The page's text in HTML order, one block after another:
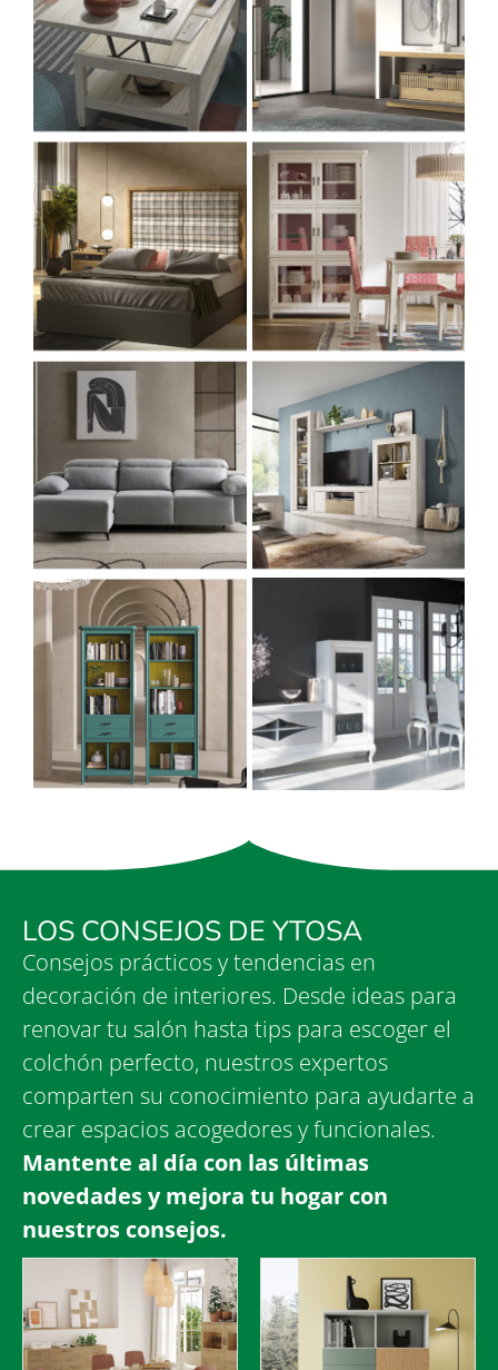
LOS CONSEJOS DE YTOSA
Consejos prácticos y tendencias en
decoración de interiores. Desde ideas para
renovar tu salón hasta tips para escoger el
colchón perfecto, nuestros expertos
comparten su conocimiento para ayudarte a
crear espacios acogedores y funcionales.
Mantente al día con las últimas
novedades y mejora tu hogar con
nuestros consejos.